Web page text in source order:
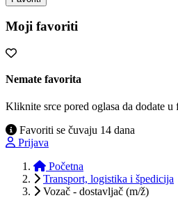
Moji favoriti
Nemate favorita
Kliknite srce pored oglasa da dodate u
Favoriti se čuvaju 14 dana
Prijava
Početna
Transport, logistika i špedicija
Vozač - dostavljač (m/ž)